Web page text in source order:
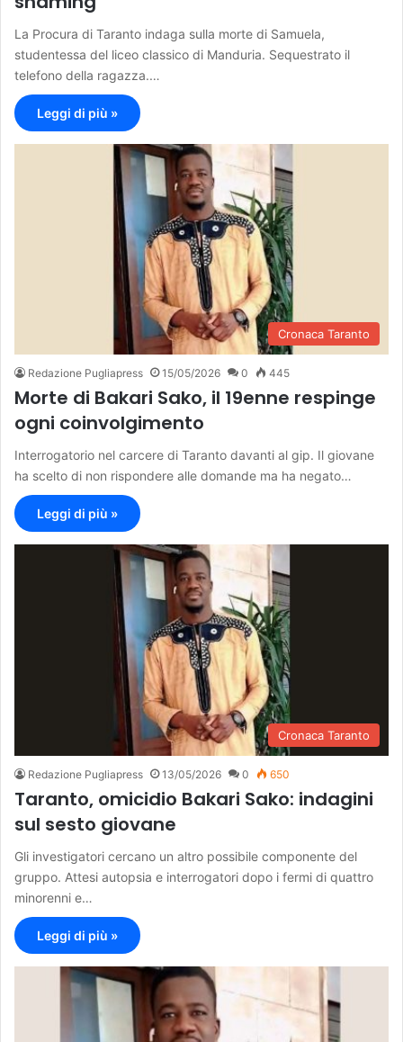
La Procura di Taranto indaga sulla morte di Samuela,
studentessa del liceo classico di Manduria. Sequestrato il
telefono della ragazza.…
Leggi di più »
Cronaca Taranto
Redazione Pugliapress 15/05/2026 0 445
Morte di Bakari Sako, il 19enne respinge
ogni coinvolgimento
Interrogatorio nel carcere di Taranto davanti al gip. Il giovane
ha scelto di non rispondere alle domande ma ha negato…
Leggi di più »
Cronaca Taranto
Redazione Pugliapress 13/05/2026 0 650
Taranto, omicidio Bakari Sako: indagini
sul sesto giovane
Gli investigatori cercano un altro possibile componente del
gruppo. Attesi autopsia e interrogatori dopo i fermi di quattro
minorenni e…
Leggi di più »